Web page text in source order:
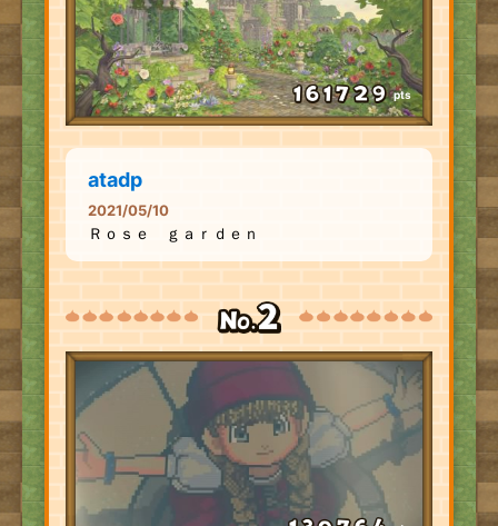
pts
atadp
2021/05/10
Ｒｏｓｅ ｇａｒｄｅｎ